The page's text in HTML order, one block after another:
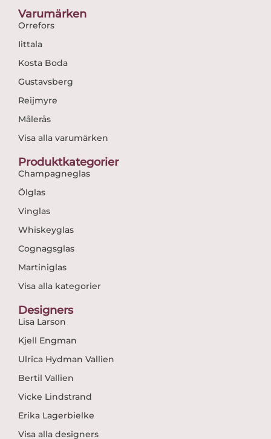
Varumärken
Orrefors
Iittala
Kosta Boda
Gustavsberg
Reijmyre
Målerås
Visa alla varumärken
Produktkategorier
Champagneglas
Ölglas
Vinglas
Whiskeyglas
Cognagsglas
Martiniglas
Visa alla kategorier
Designers
Lisa Larson
Kjell Engman
Ulrica Hydman Vallien
Bertil Vallien
Vicke Lindstrand
Erika Lagerbielke
Visa alla designers